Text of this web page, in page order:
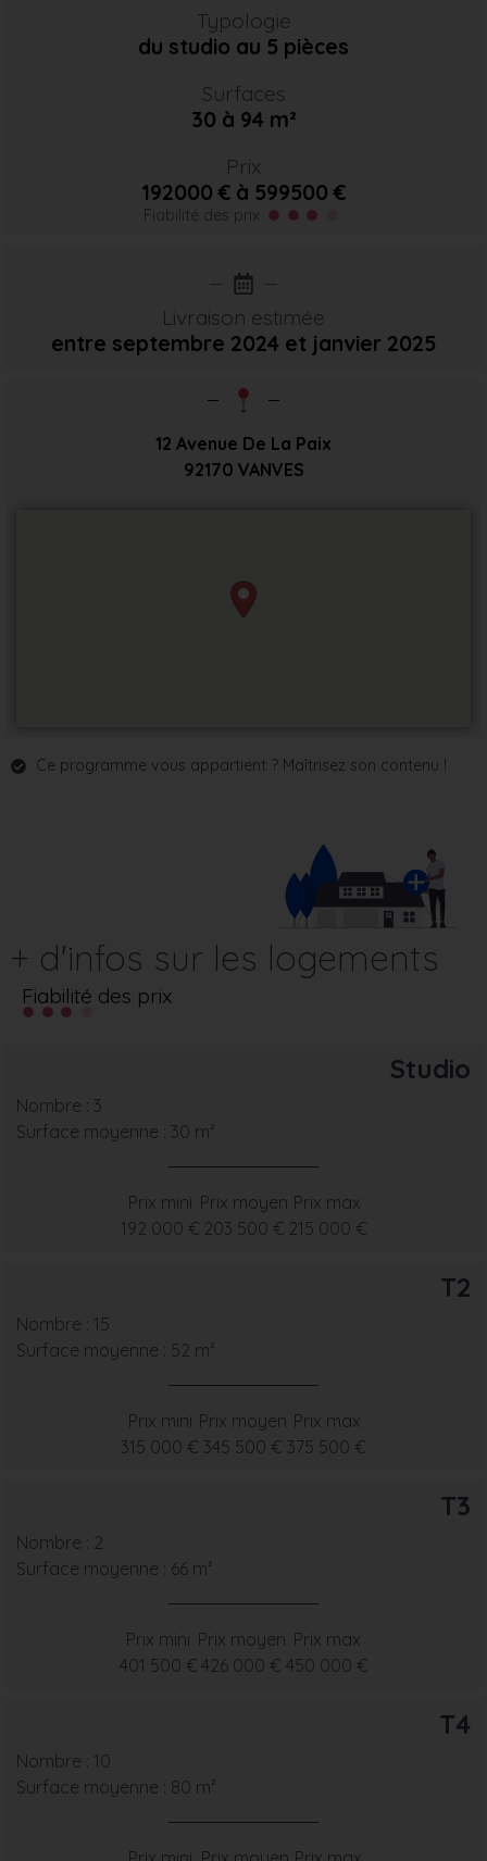
Typologie
du studio au 5 pièces
Surfaces
30 à 94 m²
Prix
192000 € à 599500 €
Fiabilité des prix
Livraison estimée
entre septembre 2024 et janvier 2025
12 Avenue De La Paix
92170 VANVES
Ce programme vous appartient ? Maîtrisez son contenu !
+ d'infos sur les logements
Fiabilité des prix
Studio
Nombre : 3
Surface moyenne : 30 m²
Prix mini
192 000 €
Prix moyen
203 500 €
Prix max
215 000 €
T2
Nombre : 15
Surface moyenne : 52 m²
Prix mini
315 000 €
Prix moyen
345 500 €
Prix max
375 500 €
T3
Nombre : 2
Surface moyenne : 66 m²
Prix mini
401 500 €
Prix moyen
426 000 €
Prix max
450 000 €
T4
Nombre : 10
Surface moyenne : 80 m²